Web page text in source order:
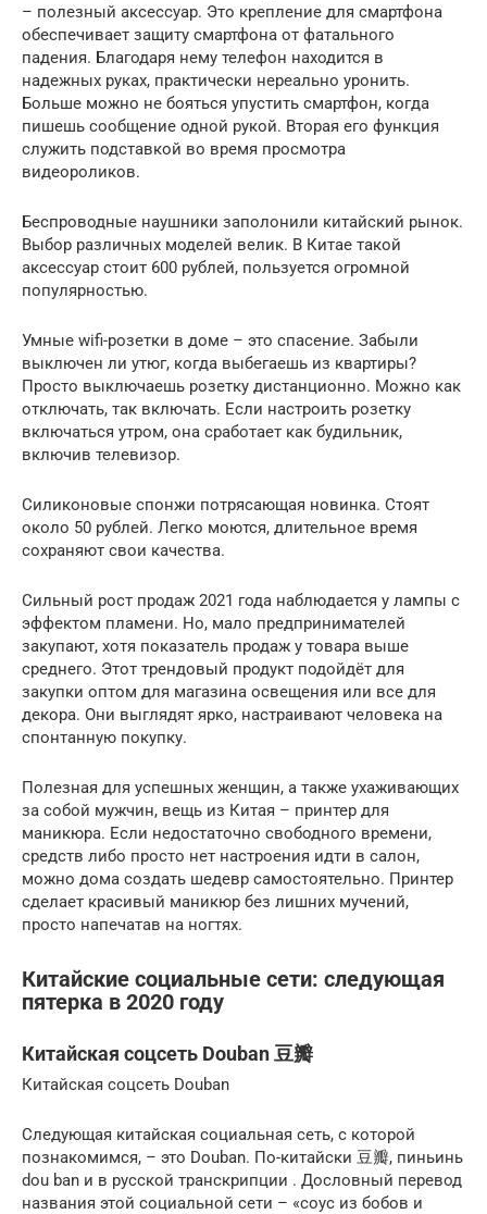
– полезный аксессуар. Это крепление для смартфона
обеспечивает защиту смартфона от фатального
падения. Благодаря нему телефон находится в
надежных руках, практически нереально уронить.
Больше можно не бояться упустить смартфон, когда
пишешь сообщение одной рукой. Вторая его функция
служить подставкой во время просмотра
видеороликов.
Беспроводные наушники заполонили китайский рынок.
Выбор различных моделей велик. В Китае такой
аксессуар стоит 600 рублей, пользуется огромной
популярностью.
Умные wifi-розетки в доме – это спасение. Забыли
выключен ли утюг, когда выбегаешь из квартиры?
Просто выключаешь розетку дистанционно. Можно как
отключать, так включать. Если настроить розетку
включаться утром, она сработает как будильник,
включив телевизор.
Силиконовые спонжи потрясающая новинка. Стоят
около 50 рублей. Легко моются, длительное время
сохраняют свои качества.
Сильный рост продаж 2021 года наблюдается у лампы с
эффектом пламени. Но, мало предпринимателей
закупают, хотя показатель продаж у товара выше
среднего. Этот трендовый продукт подойдёт для
закупки оптом для магазина освещения или все для
декора. Они выглядят ярко, настраивают человека на
спонтанную покупку.
Полезная для успешных женщин, а также ухаживающих
за собой мужчин, вещь из Китая – принтер для
маникюра. Если недостаточно свободного времени,
средств либо просто нет настроения идти в салон,
можно дома создать шедевр самостоятельно. Принтер
сделает красивый маникюр без лишних мучений,
просто напечатав на ногтях.
Китайские социальные сети: следующая
пятерка в 2020 году
Китайская соцсеть Douban 豆瓣
Китайская соцсеть Douban
Следующая китайская социальная сеть, с которой
познакомимся, – это Douban. По-китайски 豆瓣, пиньинь
dou ban и в русской транскрипции . Дословный перевод
названия этой социальной сети – «соус из бобов и